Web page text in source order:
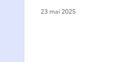
23 mai 2025